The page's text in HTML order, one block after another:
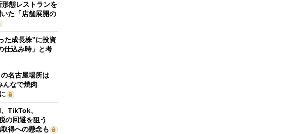
形態レストランを
た「店舗展開の
た成長株”に投資
仕込み時」と考
名古屋場所は
んなで焼肉
TikTok、
の回避を狙う
得への懸念も